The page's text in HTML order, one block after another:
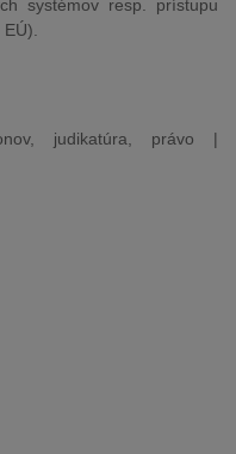
systémov resp. prístupu
EÚ).
judikatúra, právo |